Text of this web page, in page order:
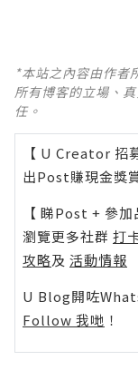
*本站之內容由作者
所有博客的立場、
任。
【 U Creator 招
出Post賺現金獎
【 睇Post + 參加
瀏覽更多社群 打
攻略及 活動情報
U Blog開咗
Follow 我哋 ！